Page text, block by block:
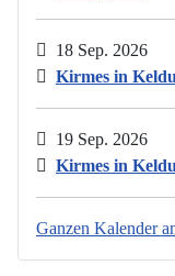
18 Sep. 2026
Kirmes in
19 Sep. 2026
Kirmes in
Ganzen Kalender